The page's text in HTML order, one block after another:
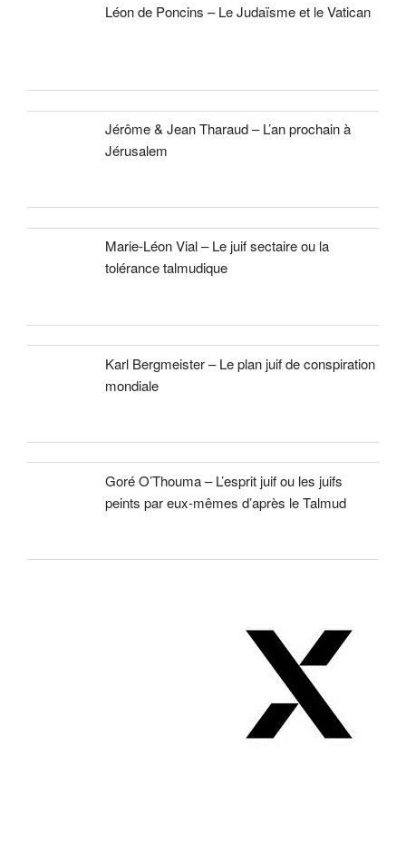
Léon de Poncins – Le Judaïsme et le Vatican
Jérôme & Jean Tharaud – L’an prochain à
Jérusalem
Marie-Léon Vial – Le juif sectaire ou la
tolérance talmudique
Karl Bergmeister – Le plan juif de conspiration
mondiale
Goré O’Thouma – L’esprit juif ou les juifs
peints par eux-mêmes d’après le Talmud